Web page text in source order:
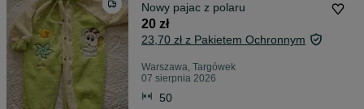
Nowy pajac z polaru
20 zł
23,70 zł z Pakietem Ochronnym
Warszawa, Targówek
07 sierpnia 2026
50